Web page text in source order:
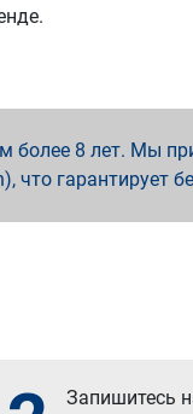
8 лет. Мы
что гарантирует
Запишитесь